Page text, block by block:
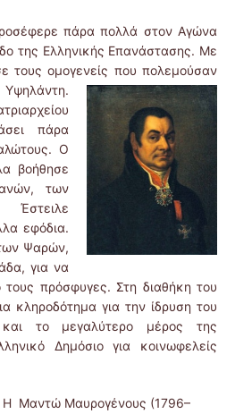
πάρα πολλά στον Αγώνα
της Ελληνικής Επανάστασης. Με
τους ομογενείς που πολεμούσαν
πάρα
Ο
βοήθησε
των
Έστειλε
εφόδια.
Ψαρών,
για να
πρόσφυγες. Στη διαθήκη του
κληροδότημα για την ίδρυση του
και το μεγαλύτερο μέρος της
Δημόσιο για κοινωφελείς
Η Μαντώ Μαυρογένους (1796–